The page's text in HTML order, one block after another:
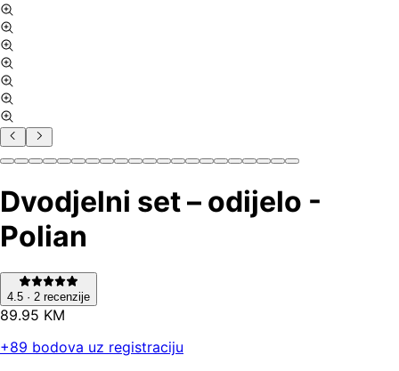
Dvodjelni set – odijelo -
Polian
4.5 · 2 recenzije
89.95 KM
+89 bodova uz registraciju